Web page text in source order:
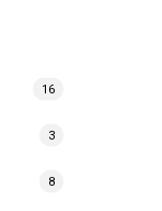
16
3
8